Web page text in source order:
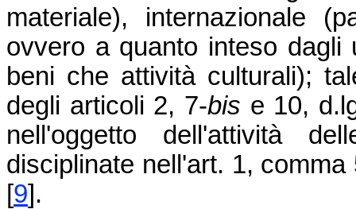
materiale), internazionale
ovvero a quanto inteso dagli
beni che attività culturali);
degli articoli 2, 7-bis e 10,
nell'oggetto dell'attività
disciplinate nell'art. 1,
[9] .